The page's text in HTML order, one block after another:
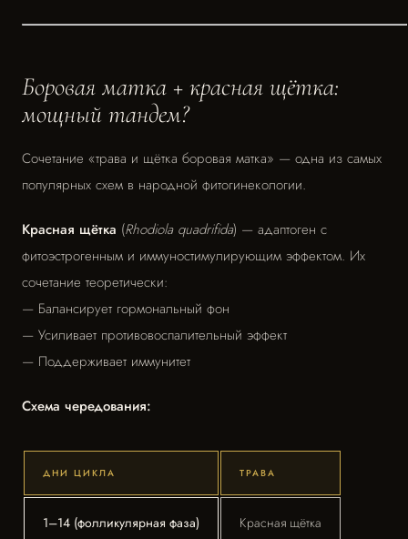
Боровая матка + красная щётка:
мощный тандем?
Сочетание «трава и щётка боровая матка» — одна из самых
популярных схем в народной фитогинекологии.
Красная щётка (Rhodiola quadrifida) — адаптоген с
фитоэстрогенным и иммуностимулирующим эффектом. Их
сочетание теоретически:
— Балансирует гормональный фон
— Усиливает противовоспалительный эффект
— Поддерживает иммунитет
Схема чередования:
ДНИ ЦИКЛА ТРАВА
1–14 (фолликулярная фаза) Красная щётка